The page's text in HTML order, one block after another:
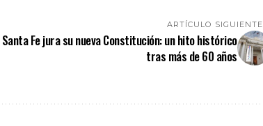
ARTÍCULO SIGUIENTE
Santa Fe jura su nueva Constitución: un hito histórico
tras más de 60 años